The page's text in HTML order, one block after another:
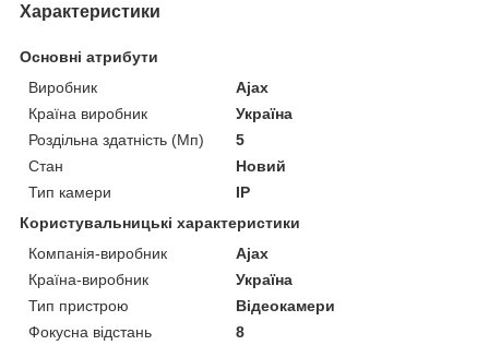
Характеристики
Основні атрибути
Виробник
Ajax
Країна виробник
Україна
Роздільна здатність (Мп)
5
Стан
Новий
Тип камери
IP
Користувальницькі характеристики
Компанія-виробник
Ajax
Країна-виробник
Україна
Тип пристрою
Відеокамери
Фокусна відстань
8